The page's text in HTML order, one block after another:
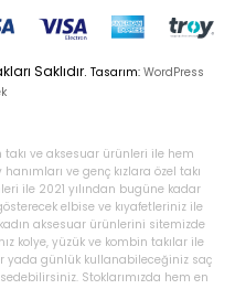
Saklıdır. Tasarım: WordPress
ve aksesuar ürünleri ile hem
ve genç kızlara özel takı
ile 2021 yılından bugüne kadar
elbise ve kıyafetleriniz ile
aksesuar ürünlerini sitemizde
kolye, yüzük ve kombin takılar ile
yada günlük kullanabileceğiniz saç
Stoklarımızda hem en